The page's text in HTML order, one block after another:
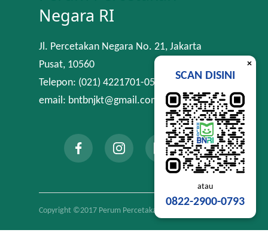
Negara RI
Jl. Percetakan Negara No. 21, Jakarta
Pusat, 10560
Telepon: (021) 4221701-05
email: bntbnjkt@gmail.com
Copyright ©2017 Perum Percetakan Negara RI
×
SCAN DISINI
atau
0822-2900-0793